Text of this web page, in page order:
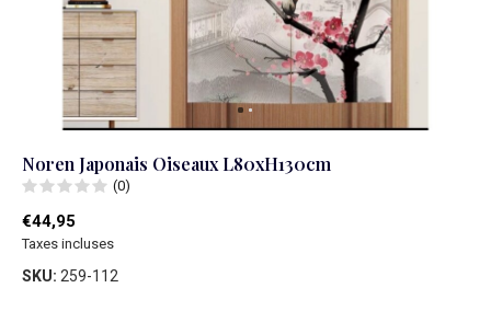
Noren Japonais Oiseaux L80xH130cm
(0)
€44,95
Taxes incluses
SKU: 259-112